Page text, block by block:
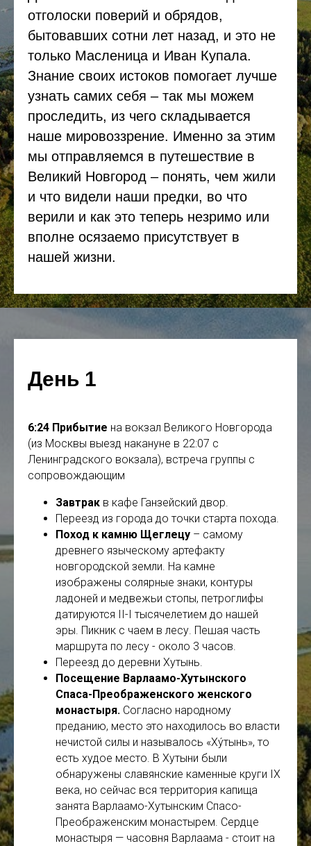
отголоски поверий и обрядов,
бытовавших сотни лет назад, и это не
только Масленица и Иван Купала.
Знание своих истоков помогает лучше
узнать самих себя – так мы можем
проследить, из чего складывается
наше мировоззрение. Именно за этим
мы отправляемся в путешествие в
Великий Новгород – понять, чем жили
и что видели наши предки, во что
верили и как это теперь незримо или
вполне осязаемо присутствует в
нашей жизни.
День 1
6:24 Прибытие на вокзал Великого Новгорода
(из Москвы выезд накануне в 22:07 с
Ленинградского вокзала), встреча группы с
сопровождающим
Завтрак в кафе Ганзейский двор.
Переезд из города до точки старта похода.
Поход к камню Щеглецу – самому
древнего языческому артефакту
новгородской земли. На камне
изображены солярные знаки, контуры
ладоней и медвежьи стопы, петроглифы
датируются II-I тысячелетием до нашей
эры. Пикник с чаем в лесу. Пешая часть
маршрута по лесу - около 3 часов.
Переезд до деревни Хутынь.
Посещение Варлаамо-Хутынского
Спаса-Преображенского женского
монастыря. Согласно народному
преданию, место это находилось во власти
нечистой силы и называлось «Ху́тынь», то
есть худое место. В Хутыни были
обнаружены славянские каменные круги IX
века, но сейчас вся территория капища
занята Варлаамо-Хутынским Спасо-
Преображенским монастырем. Сердце
монастыря — часовня Варлаама - стоит на